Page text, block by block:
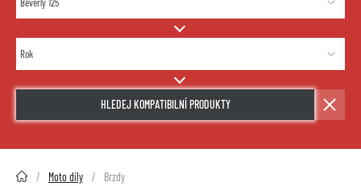
HLEDEJ KOMPATIBILNÍ PRODUKTY
2HMOTO.cz Moto díly Brzdy